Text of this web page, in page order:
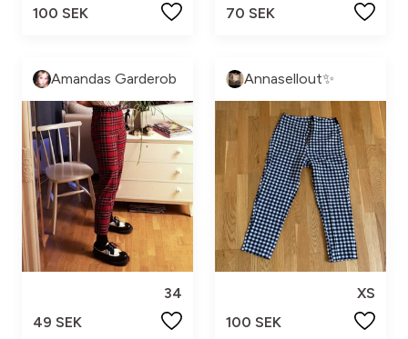
100 SEK
70 SEK
Amandas Garderob
34
49 SEK
Annasellout✨
XS
100 SEK